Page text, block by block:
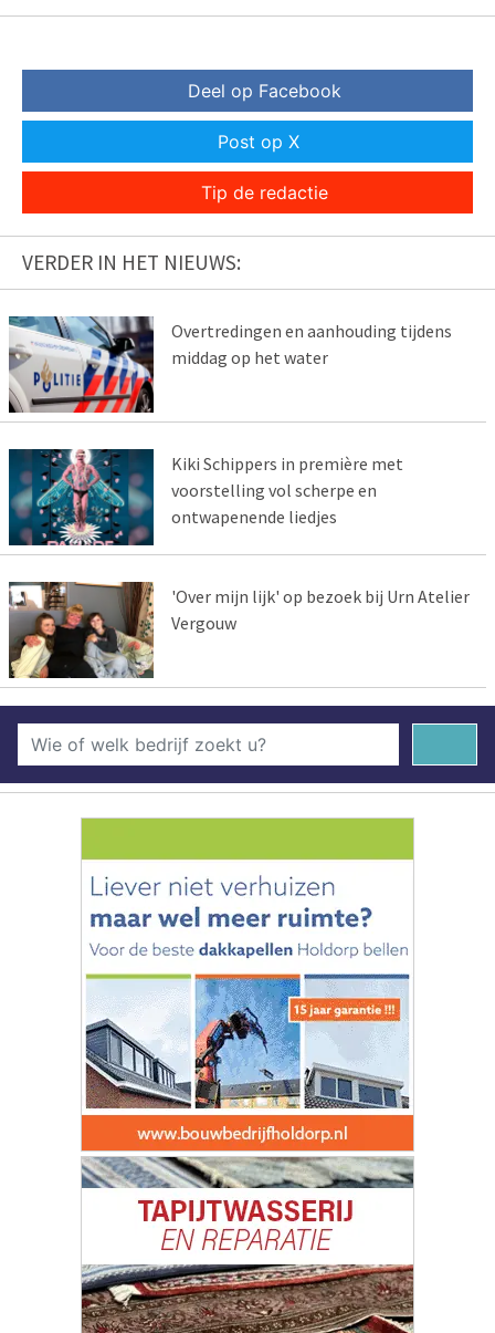
Deel op Facebook
Post op X
Tip de redactie
VERDER IN HET NIEUWS:
Overtredingen en aanhouding tijdens
middag op het water
Kiki Schippers in première met
voorstelling vol scherpe en
ontwapenende liedjes
'Over mijn lijk' op bezoek bij Urn Atelier
Vergouw